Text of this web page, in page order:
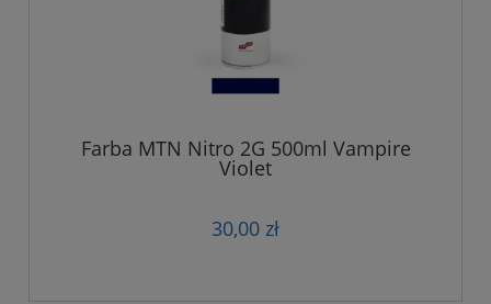
Farba MTN Nitro 2G 500ml Vampire
Violet
30,00 zł